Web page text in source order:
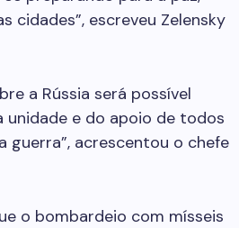
cidades”, escreveu Zelensky
a Rússia será possível
e do apoio de todos
guerra”, acrescentou o chefe
o bombardeio com mísseis